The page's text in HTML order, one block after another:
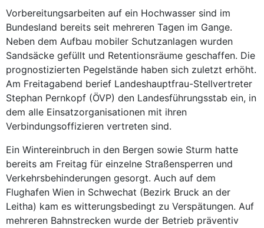
Vorbereitungsarbeiten auf ein Hochwasser sind im
Bundesland bereits seit mehreren Tagen im Gange.
Neben dem Aufbau mobiler Schutzanlagen wurden
Sandsäcke gefüllt und Retentionsräume geschaffen. Die
prognostizierten Pegelstände haben sich zuletzt erhöht.
Am Freitagabend berief Landeshauptfrau-Stellvertreter
Stephan Pernkopf (ÖVP) den Landesführungsstab ein, in
dem alle Einsatzorganisationen mit ihren
Verbindungsoffizieren vertreten sind.
Ein Wintereinbruch in den Bergen sowie Sturm hatte
bereits am Freitag für einzelne Straßensperren und
Verkehrsbehinderungen gesorgt. Auch auf dem
Flughafen Wien in Schwechat (Bezirk Bruck an der
Leitha) kam es witterungsbedingt zu Verspätungen. Auf
mehreren Bahnstrecken wurde der Betrieb präventiv